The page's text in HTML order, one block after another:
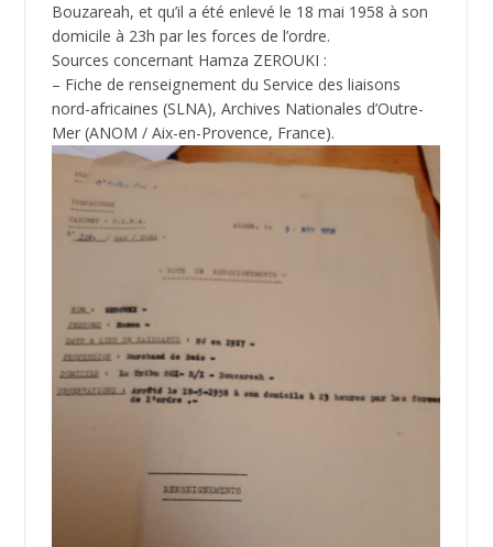
Bouzareah, et qu’il a été enlevé le 18 mai 1958 à son
domicile à 23h par les forces de l’ordre.
Sources concernant Hamza ZEROUKI :
– Fiche de renseignement du Service des liaisons
nord-africaines (SLNA), Archives Nationales d’Outre-
Mer (ANOM / Aix-en-Provence, France).